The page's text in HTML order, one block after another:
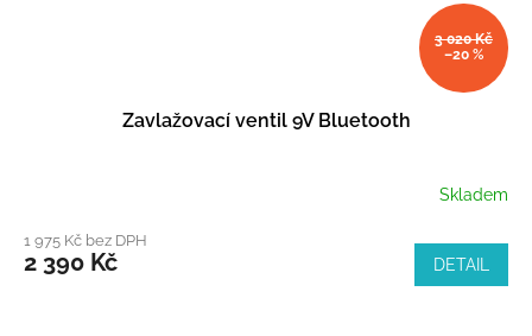
3 020 Kč
–20 %
Zavlažovací ventil 9V Bluetooth
Skladem
1 975 Kč bez DPH
2 390 Kč DETAIL